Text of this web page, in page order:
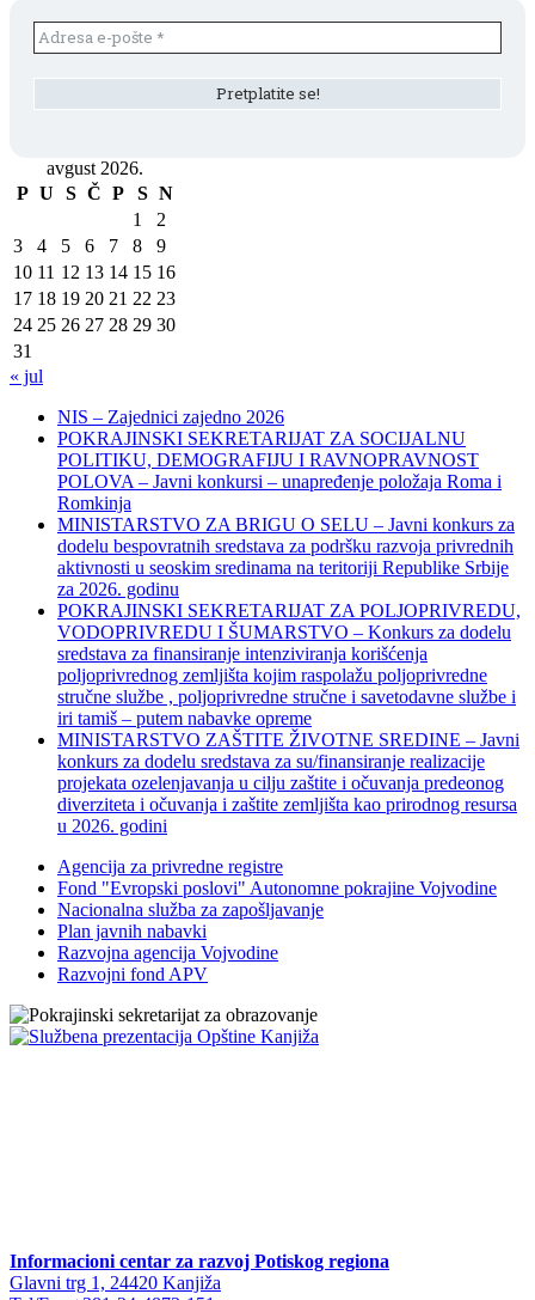
avgust 2026.
P U S Č P S N
1
2
3
4 5 6 7 8
9
10 11 12 13 14 15 16
17 18 19 20 21 22 23
24 25 26 27 28 29 30
31
« jul
NIS – Zajednici zajedno 2026
POKRAJINSKI SEKRETARIJAT ZA SOCIJALNU
POLITIKU, DEMOGRAFIJU I RAVNOPRAVNOST
POLOVA – Javni konkursi – unapređenje položaja Roma i
Romkinja
MINISTARSTVO ZA BRIGU O SELU – Javni konkurs za
dodelu bespovratnih sredstava za podršku razvoja privrednih
aktivnosti u seoskim sredinama na teritoriji Republike Srbije
za 2026. godinu
POKRAJINSKI SEKRETARIJAT ZA POLJOPRIVREDU,
VODOPRIVREDU I ŠUMARSTVO – Konkurs za dodelu
sredstava za finansiranje intenziviranja korišćenja
poljoprivrednog zemljišta kojim raspolažu poljoprivredne
stručne službe , poljoprivredne stručne i savetodavne službe i
iri tamiš ‒ putem nabavke opreme
MINISTARSTVO ZAŠTITE ŽIVOTNE SREDINE – Javni
konkurs za dodelu sredstava za su/finansiranje realizacije
projekata ozelenjavanja u cilju zaštite i očuvanja predeonog
diverziteta i očuvanja i zaštite zemljišta kao prirodnog resursa
u 2026. godini
Agencija za privredne registre
Fond "Evropski poslovi" Autonomne pokrajine Vojvodine
Nacionalna služba za zapošljavanje
Plan javnih nabavki
Razvojna agencija Vojvodine
Razvojni fond APV
Informacioni centar za razvoj Potiskog regiona
Glavni trg 1, 24420 Kanjiža